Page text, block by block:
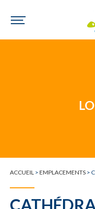
Un
ACCUEIL > EMPLACEMENTS >